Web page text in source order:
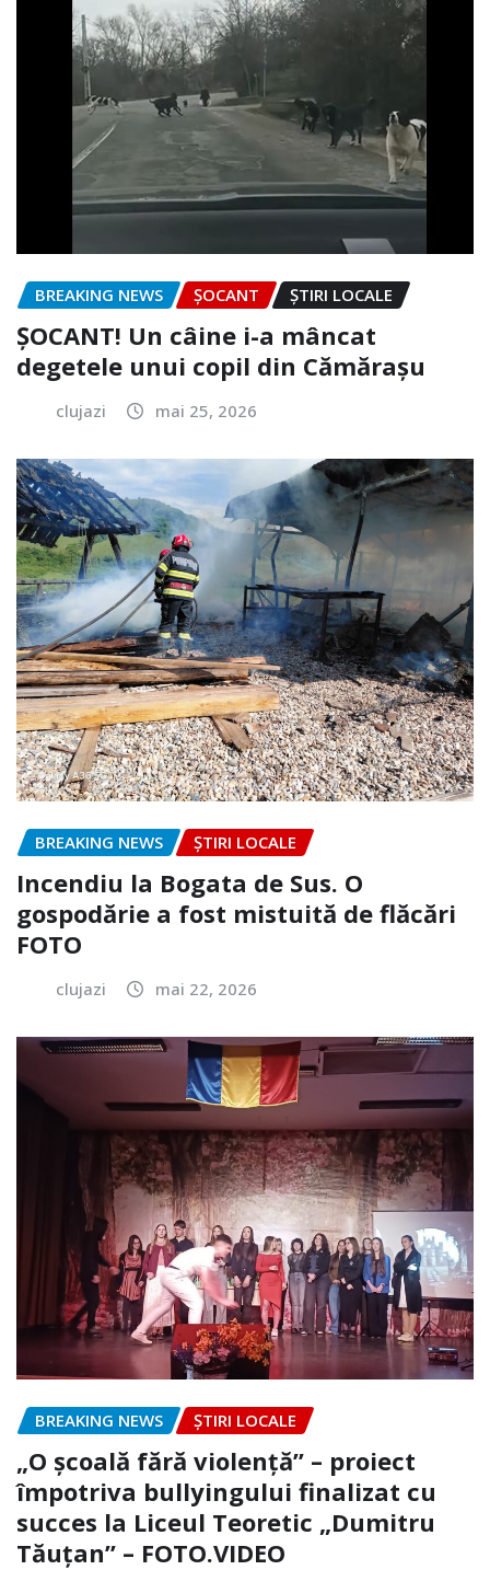
BREAKING NEWS ȘOCANT ȘTIRI LOCALE
ȘOCANT! Un câine i-a mâncat
degetele unui copil din Cămărașu
clujazi mai 25, 2026
BREAKING NEWS ȘTIRI LOCALE
Incendiu la Bogata de Sus. O
gospodărie a fost mistuită de flăcări
FOTO
clujazi mai 22, 2026
BREAKING NEWS ȘTIRI LOCALE
„O școală fără violență” – proiect
împotriva bullyingului finalizat cu
succes la Liceul Teoretic „Dumitru
Tăuțan” – FOTO.VIDEO